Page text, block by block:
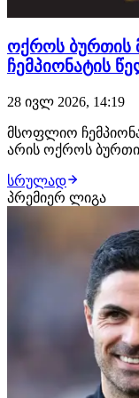
ოქროს ბურთის
ჩემპიონატის
28 ივლ 2026, 14:19
მსოფლიო
არის ოქროს
ეროვნული გუნდი,
ვარსკვლავი არ
ვარიანტების
სრულად
პრემიერ ლიგა